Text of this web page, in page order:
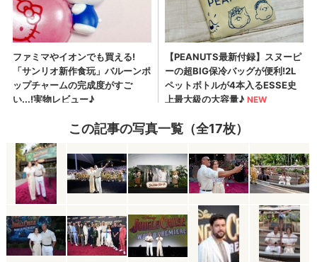
この記事の写真一覧（全17枚）